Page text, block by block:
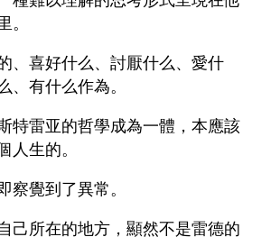
、喜好什么、討厭什么、愛什
、有什么作為。
特雷亚的哲學成為一體，本應該
人生的。
察覺到了異常。
所在的地方，顯然不是雷德的